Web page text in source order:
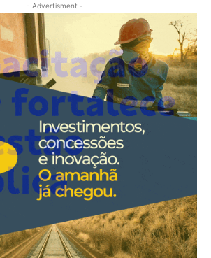
- Advertisment -